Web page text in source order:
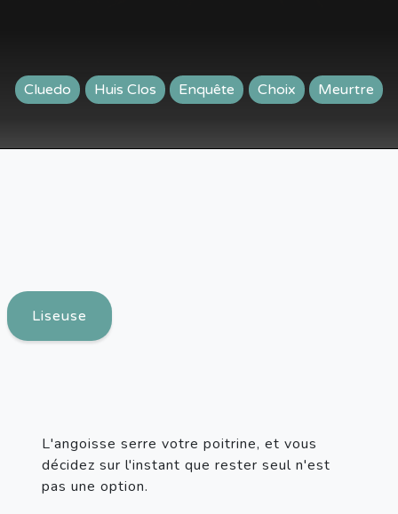
Cluedo Huis Clos Enquête Choix Meurtre
Liseuse
L'angoisse serre votre poitrine, et vous
décidez sur l'instant que rester seul n'est
pas une option.